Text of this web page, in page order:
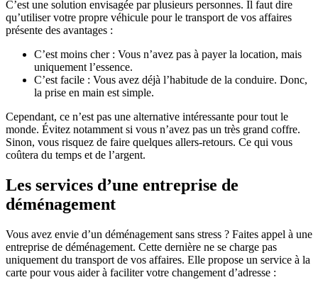
C’est une solution envisagée par plusieurs personnes. Il faut dire
qu’utiliser votre propre véhicule pour le transport de vos affaires
présente des avantages :
C’est moins cher : Vous n’avez pas à payer la location, mais
uniquement l’essence.
C’est facile : Vous avez déjà l’habitude de la conduire. Donc,
la prise en main est simple.
Cependant, ce n’est pas une alternative intéressante pour tout le
monde. Évitez notamment si vous n’avez pas un très grand coffre.
Sinon, vous risquez de faire quelques allers-retours. Ce qui vous
coûtera du temps et de l’argent.
Les services d’une entreprise de
déménagement
Vous avez envie d’un déménagement sans stress ? Faites appel à une
entreprise de déménagement. Cette dernière ne se charge pas
uniquement du transport de vos affaires. Elle propose un service à la
carte pour vous aider à faciliter votre changement d’adresse :